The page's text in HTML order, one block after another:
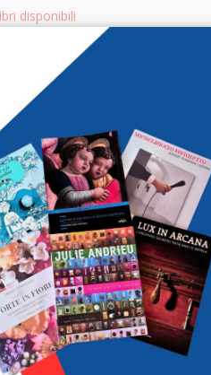
disponibili
CERCA Ricerca
- GUIDE - CORSI SPORT E
Pittura e